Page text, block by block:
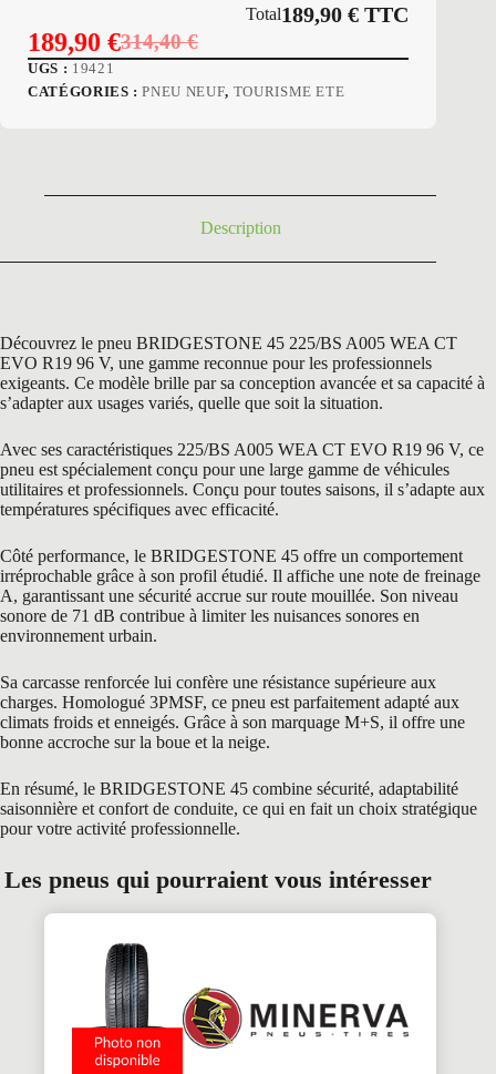
Total189,90€ TTC
314,40€
Le
prix
189,90 €
Le
prix
UGS : 19421
CATÉGORIES :PNEU NEUF, TOURISME ETE
Description
Découvrez le pneu BRIDGESTONE 45 225/BS A005 WEA CT
EVO R19 96 V, une gamme reconnue pour les professionnels
exigeants. Ce modèle brille par sa conception avancée et sa capacité à
s’adapter aux usages variés, quelle que soit la situation.
Avec ses caractéristiques 225/BS A005 WEA CT EVO R19 96 V, ce
pneu est spécialement conçu pour une large gamme de véhicules
utilitaires et professionnels. Conçu pour toutes saisons, il s’adapte aux
températures spécifiques avec efficacité.
Côté performance, le BRIDGESTONE 45 offre un comportement
irréprochable grâce à son profil étudié. Il affiche une note de freinage
A, garantissant une sécurité accrue sur route mouillée. Son niveau
sonore de 71 dB contribue à limiter les nuisances sonores en
environnement urbain.
Sa carcasse renforcée lui confère une résistance supérieure aux
charges. Homologué 3PMSF, ce pneu est parfaitement adapté aux
climats froids et enneigés. Grâce à son marquage M+S, il offre une
bonne accroche sur la boue et la neige.
En résumé, le BRIDGESTONE 45 combine sécurité, adaptabilité
saisonnière et confort de conduite, ce qui en fait un choix stratégique
pour votre activité professionnelle.
Les pneus qui pourraient vous intéresser